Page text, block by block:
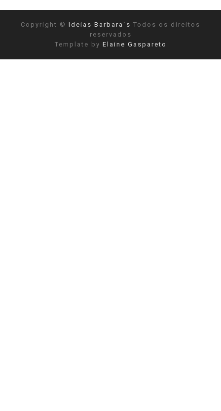
Copyright © Ideias Barbara´s Todos os direitos
reservados
Template by Elaine Gaspareto